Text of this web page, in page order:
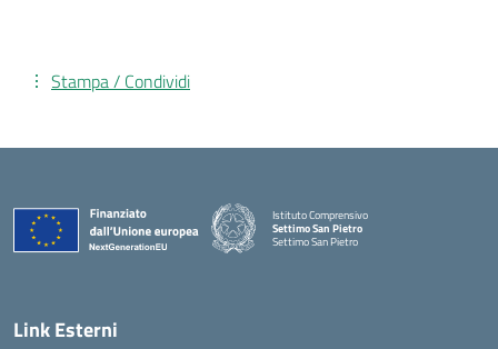
Stampa / Condividi
Istituto Comprensivo
Settimo San Pietro
Settimo San Pietro
Link Esterni